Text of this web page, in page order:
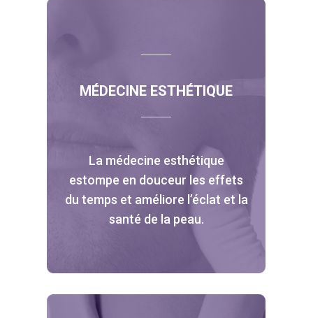
MÉDECINE ESTHÉTIQUE
La médecine esthétique
estompe en douceur les effets
du temps et améliore l’éclat et la
santé de la peau.